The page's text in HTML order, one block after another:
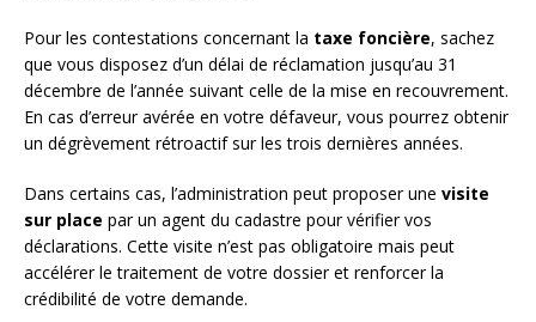
Pour les contestations concernant la taxe foncière, sachez
que vous disposez d’un délai de réclamation jusqu’au 31
décembre de l’année suivant celle de la mise en recouvrement.
En cas d’erreur avérée en votre défaveur, vous pourrez obtenir
un dégrèvement rétroactif sur les trois dernières années.
Dans certains cas, l’administration peut proposer une visite
sur place par un agent du cadastre pour vérifier vos
déclarations. Cette visite n’est pas obligatoire mais peut
accélérer le traitement de votre dossier et renforcer la
crédibilité de votre demande.